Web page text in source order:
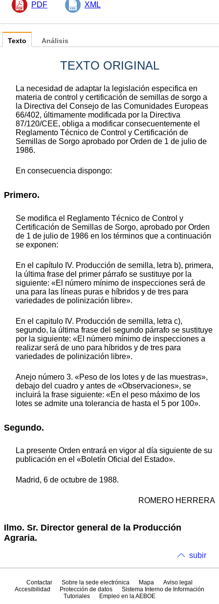
PDF XML
Texto
TEXTO ORIGINAL
La necesidad de adaptar la legislación especifica en
materia de control y certificación de semillas de sorgo a
la Directiva del Consejo de las Comunidades Europeas
66/402, últimamente modificada por la Directiva
87/120/CEE, obliga a modificar consecuentemente el
Reglamento Técnico de Control y Certificación de
Semillas de Sorgo aprobado por Orden de 1 de julio de
1986.
En consecuencia dispongo:
Primero.
Se modifica el Reglamento Técnico de Control y
Certificación de Semillas de Sorgo, aprobado por Orden
de 1 de julio de 1986 en los términos que a continuación
se exponen:
En el capítulo IV. Producción de semilla, letra b), primera,
la última frase del primer párrafo se sustituye por la
siguiente: «El número mínimo de inspecciones será de
una para las líneas puras e híbridos y de tres para
variedades de polinización libre».
En el capitulo IV. Producción de semilla, letra c),
segundo, la última frase del segundo párrafo se sustituye
por la siguiente: «El número mínimo de inspecciones a
realizar será de uno para híbridos y de tres para
variedades de polinización libre».
Anejo número 3. «Peso de los lotes y de las muestras»,
debajo del cuadro y antes de «Observaciones», se
incluirá la frase siguiente: «En el peso máximo de los
lotes se admite una tolerancia de hasta el 5 por 100».
Segundo.
La presente Orden entrará en vigor al día siguiente de su
publicación en el «Boletín Oficial del Estado».
Madrid, 6 de octubre de 1988.
ROMERO HERRERA
Ilmo. Sr. Director general de la Producción
Agraria.
Análisis
subir
Contactar Sobre la sede electrónica Mapa
Aviso legal
Accesibilidad
Protección de datos
Sistema Interno de Información
Tutoriales
Empleo en la AEBOE